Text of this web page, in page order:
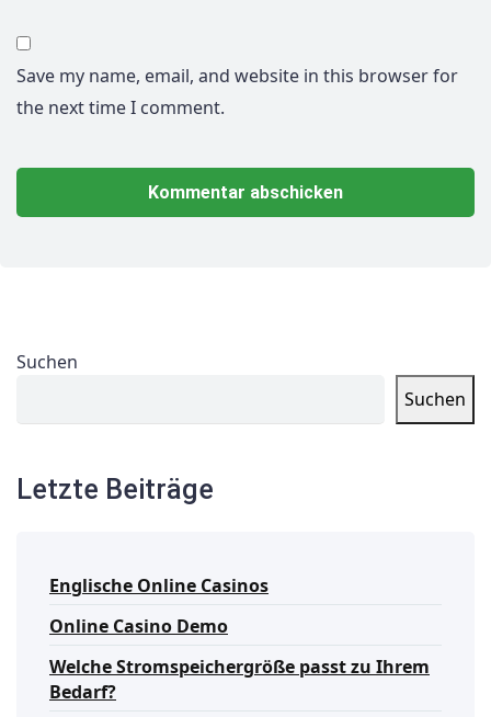
Save my name, email, and website in this browser for
the next time I comment.
Suchen
Suchen
Letzte Beiträge
Englische Online Casinos
Online Casino Demo
Welche Stromspeichergröße passt zu Ihrem
Bedarf?